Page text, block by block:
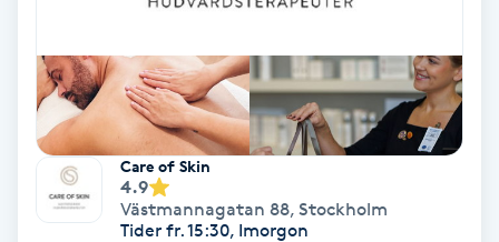
Ryggmassage
Samtalsterapi
Care of Skin
4.9
Västmannagatan 88, Stockholm
Tider fr. 15:30, Imorgon